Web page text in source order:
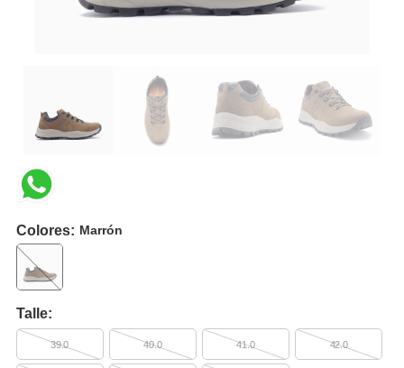
Colores: Marrón
Talle:
39.0 40.0 41.0 42.0